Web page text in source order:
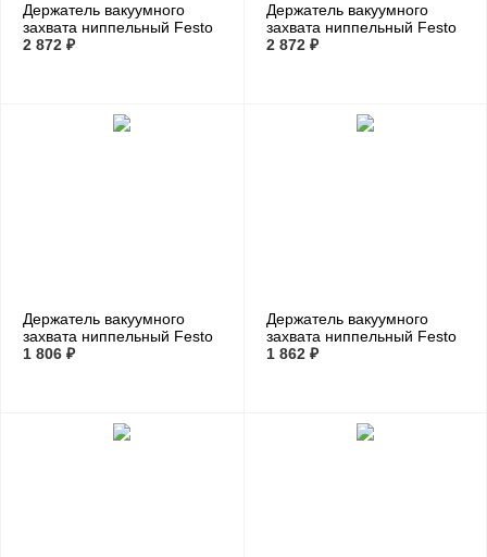
Держатель вакуумного
захвата ниппельный Festo
ESH-HA-3-PK
2 872 ₽
Держатель вакуумного
захвата ниппельный Festo
ESH-HA-4-PK
2 872 ₽
Держатель вакуумного
захвата ниппельный Festo
ESH-HB-2-PK
1 806 ₽
Держатель вакуумного
захвата ниппельный Festo
ESH-HB-4-PK
1 862 ₽